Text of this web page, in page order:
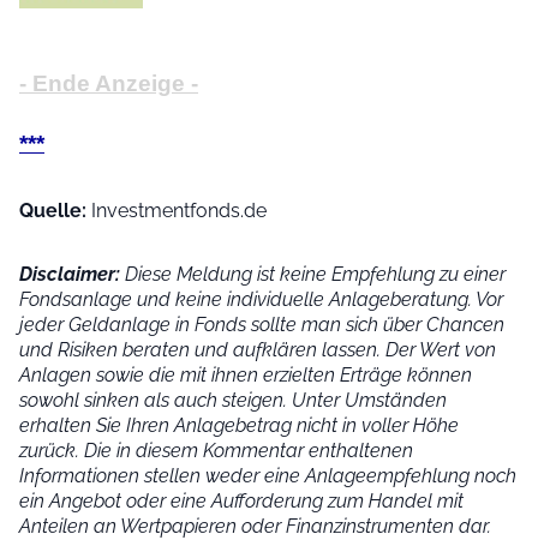
- Ende Anzeige -
***
Quelle: Investmentfonds.de
Disclaimer: Diese Meldung ist keine Empfehlung zu einer
Fondsanlage und keine individuelle Anlageberatung. Vor
jeder Geldanlage in Fonds sollte man sich über Chancen
und Risiken beraten und aufklären lassen. Der Wert von
Anlagen sowie die mit ihnen erzielten Erträge können
sowohl sinken als auch steigen. Unter Umständen
erhalten Sie Ihren Anlagebetrag nicht in voller Höhe
zurück. Die in diesem Kommentar enthaltenen
Informationen stellen weder eine Anlageempfehlung noch
ein Angebot oder eine Aufforderung zum Handel mit
Anteilen an Wertpapieren oder Finanzinstrumenten dar.